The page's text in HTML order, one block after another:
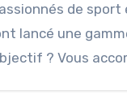
de sport
lancé une
? Vous